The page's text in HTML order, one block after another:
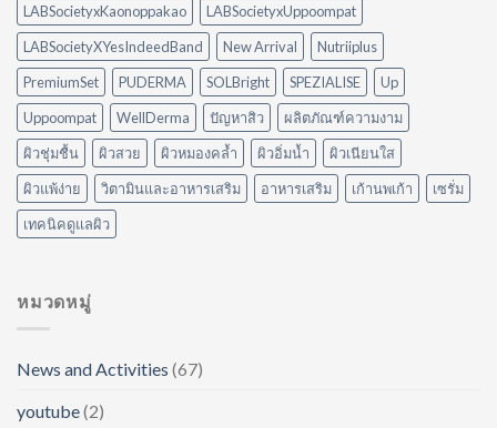
เหมาะ
กับ
บ้าน
ของ
คุณ
LABSocietyxKaonoppakao
LABSocietyxUppoompat
LABSocietyXYesIndeedBand
New Arrival
Nutriiplus
PremiumSet
PUDERMA SOLBright SPEZIALISE
Up
Uppoompat
WellDerma ปัญหาสิว
ผลิตภัณฑ์ความงาม
ผิวชุ่มชื้น
ผิวสวย ผิวหมองคล้ำ ผิวอิ่มน้ำ
ผิวเนียนใส
ผิวแพ้ง่าย
วิตามินและอาหารเสริม อาหารเสริม เก้านพเก้า
เซรั่ม
เทคนิคดูแลผิว
หมวดหมู่
News and Activities (67)
youtube(2)